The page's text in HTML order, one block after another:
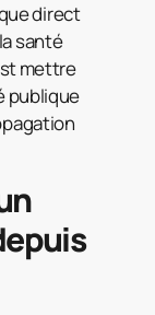
direct
santé
mettre
publique